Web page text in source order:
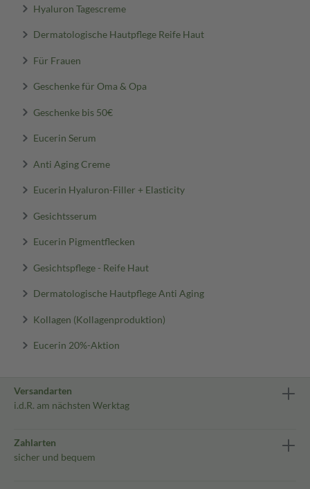
Hyaluron Tagescreme
Dermatologische Hautpflege Reife Haut
Für Frauen
Geschenke für Oma & Opa
Geschenke bis 50€
Eucerin Serum
Anti Aging Creme
Eucerin Hyaluron-Filler + Elasticity
Gesichtsserum
Eucerin Pigmentflecken
Gesichtspflege - Reife Haut
Dermatologische Hautpflege Anti Aging
Kollagen (Kollagenproduktion)
Eucerin 20%-Aktion
Versandarten
i.d.R. am nächsten Werktag
Zahlarten
sicher und bequem